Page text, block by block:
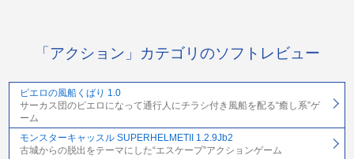
「アクション」カテゴリのソフトレビュー
ピエロの風船くばり 1.0
サーカス団のピエロになって通行人にチラシ付き風船を配る“癒し系”ゲ
ーム
モンスターキャッスル SUPERHELMETII 1.2.9Jb2
古城からの脱出をテーマにした“エスケープ”アクションゲーム